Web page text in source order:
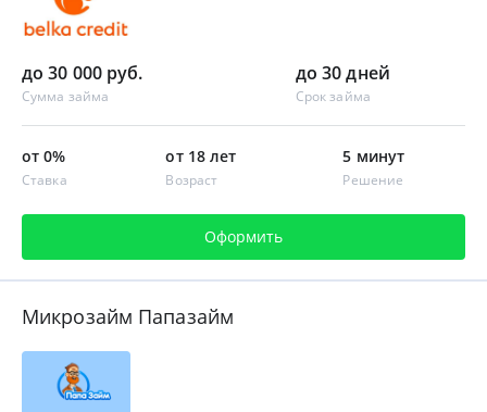
до 30 000 руб.
Сумма займа
до 30 дней
Срок займа
от 0%
Ставка
от 18 лет
Возраст
5 минут
Решение
Оформить
Микрозайм Папазайм